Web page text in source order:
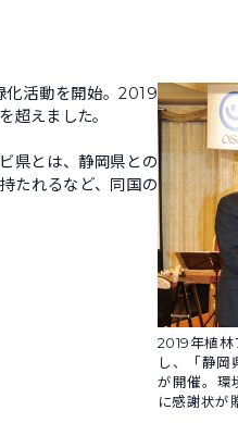
活動を開始。2019
超えました。
県とは、静岡県との
たれるなど、同国の
2019年植林
し、「静岡
が開催。環
に感謝状が